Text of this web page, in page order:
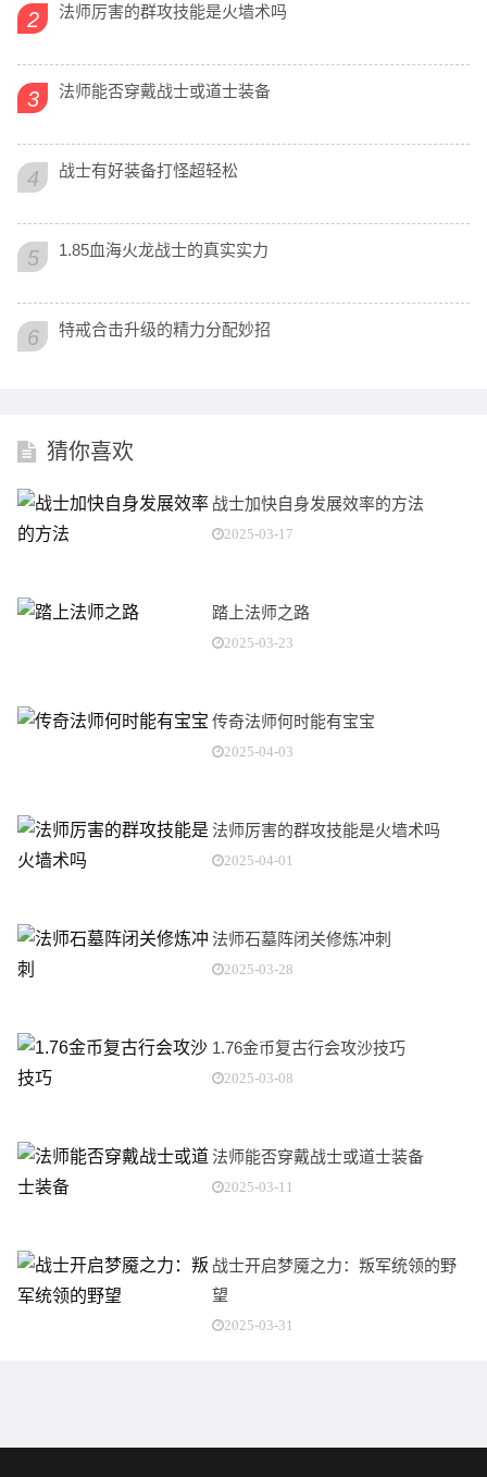
2 法师厉害的群攻技能是火墙术吗
3 法师能否穿戴战士或道士装备
4 战士有好装备打怪超轻松
5 1.85血海火龙战士的真实实力
6 特戒合击升级的精力分配妙招
猜你喜欢
战士加快自身发展效率的方法
2025-03-17
踏上法师之路
2025-03-23
传奇法师何时能有宝宝
2025-04-03
法师厉害的群攻技能是火墙术吗
2025-04-01
法师石墓阵闭关修炼冲刺
2025-03-28
1.76金币复古行会攻沙技巧
2025-03-08
法师能否穿戴战士或道士装备
2025-03-11
战士开启梦魇之力：叛军统领的野
望
2025-03-31